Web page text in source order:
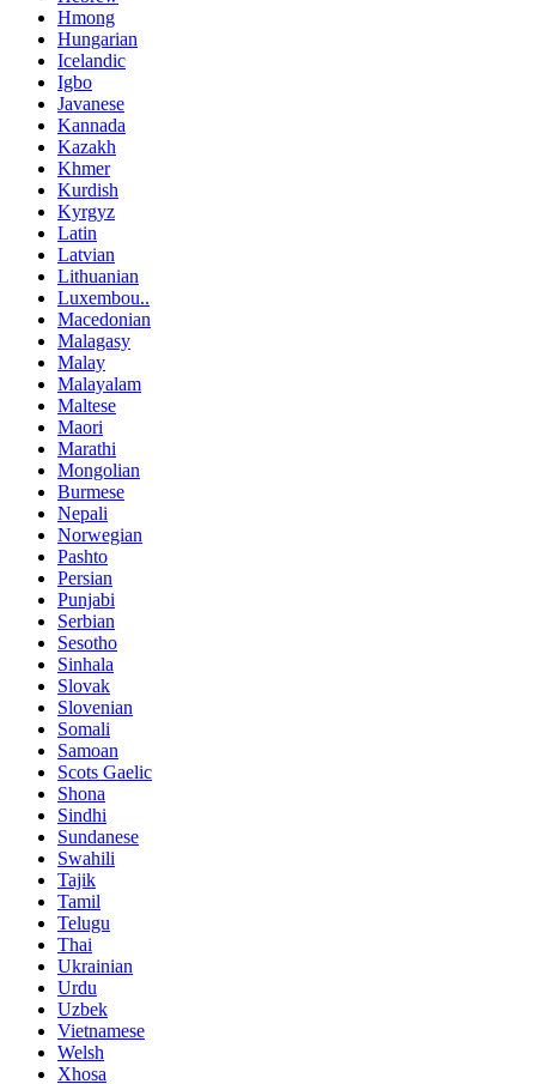
Hmong
Hungarian
Icelandic
Igbo
Javanese
Kannada
Kazakh
Khmer
Kurdish
Kyrgyz
Latin
Latvian
Lithuanian
Luxembou..
Macedonian
Malagasy
Malay
Malayalam
Maltese
Maori
Marathi
Mongolian
Burmese
Nepali
Norwegian
Pashto
Persian
Punjabi
Serbian
Sesotho
Sinhala
Slovak
Slovenian
Somali
Samoan
Scots Gaelic
Shona
Sindhi
Sundanese
Swahili
Tajik
Tamil
Telugu
Thai
Ukrainian
Urdu
Uzbek
Vietnamese
Welsh
Xhosa